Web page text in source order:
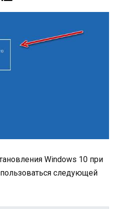
Windows 10 при
следующей